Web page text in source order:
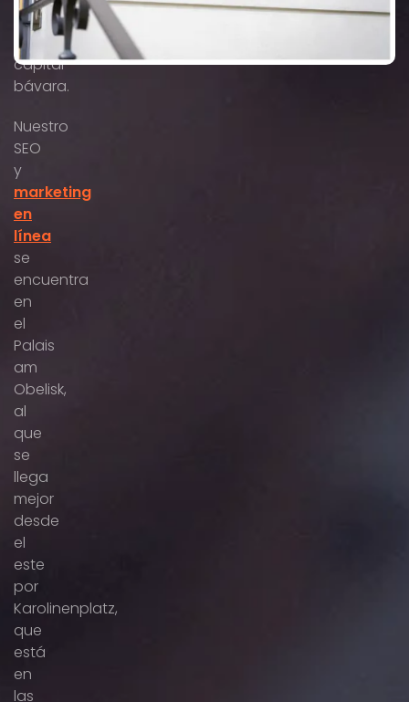
de
la
capital
bávara.
Nuestro
SEO
y
marketing
en
línea
se
encuentra
en
el
Palais
am
Obelisk,
al
que
se
llega
mejor
desde
el
este
por
Karolinenplatz,
que
está
en
las